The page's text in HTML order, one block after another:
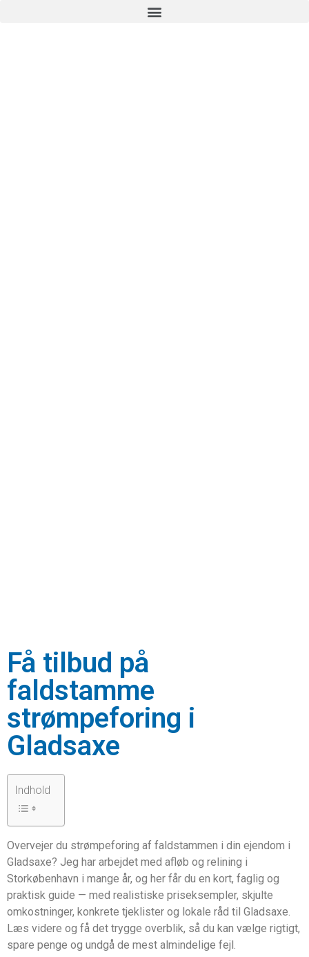
Få tilbud på
faldstamme
strømpeforing i
Gladsaxe
Indhold
Overvejer du strømpeforing af faldstammen i din ejendom i
Gladsaxe? Jeg har arbejdet med afløb og relining i
Storkøbenhavn i mange år, og her får du en kort, faglig og
praktisk guide — med realistiske priseksempler, skjulte
omkostninger, konkrete tjeklister og lokale råd til Gladsaxe.
Læs videre og få det trygge overblik, så du kan vælge rigtigt,
spare penge og undgå de mest almindelige fejl.